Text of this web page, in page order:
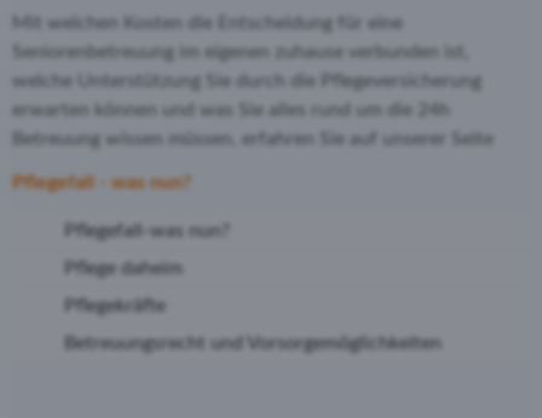
Mit welchen Kosten die Entscheidung für eine
Seniorenbetreuung im eigenen zuhause verbunden ist,
welche Unterstützung Sie durch die Pflegeversicherung
erwarten können und was Sie alles rund um die 24h
Betreuung wissen müssen, erfahren Sie auf unserer Seite
Pflegefall - was nun?
Pflegefall-was nun?
Pflege daheim
Pflegekräfte
Betreuungsrecht und Vorsorgemöglichkeiten